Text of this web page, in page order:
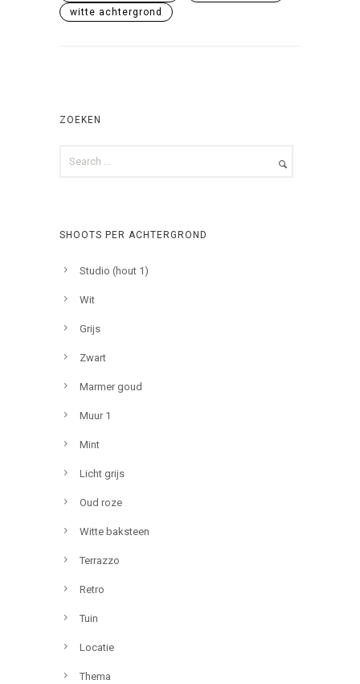
witte achtergrond
ZOEKEN
SHOOTS PER ACHTERGROND
Studio (hout 1)
Wit
Grijs
Zwart
Marmer goud
Muur 1
Mint
Licht grijs
Oud roze
Witte baksteen
Terrazzo
Retro
Tuin
Locatie
Thema